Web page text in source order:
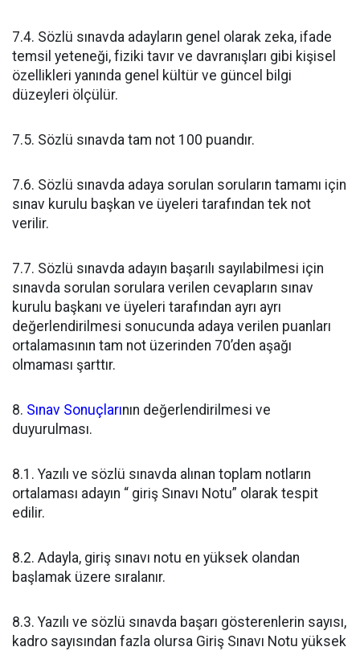
7.4. Sözlü sınavda adayların genel olarak zeka, ifade
temsil yeteneği, fiziki tavır ve davranışları gibi kişisel
özellikleri yanında genel kültür ve güncel bilgi
düzeyleri ölçülür.
7.5. Sözlü sınavda tam not 100 puandır.
7.6. Sözlü sınavda adaya sorulan soruların tamamı için
sınav kurulu başkan ve üyeleri tarafından tek not
verilir.
7.7. Sözlü sınavda adayın başarılı sayılabilmesi için
sınavda sorulan sorulara verilen cevapların sınav
kurulu başkanı ve üyeleri tarafından ayrı ayrı
değerlendirilmesi sonucunda adaya verilen puanları
ortalamasının tam not üzerinden 70’den aşağı
olmaması şarttır.
8. Sınav Sonuçlarının değerlendirilmesi ve
duyurulması.
8.1. Yazılı ve sözlü sınavda alınan toplam notların
ortalaması adayın “ giriş Sınavı Notu” olarak tespit
edilir.
8.2. Adayla, giriş sınavı notu en yüksek olandan
başlamak üzere sıralanır.
8.3. Yazılı ve sözlü sınavda başarı gösterenlerin sayısı,
kadro sayısından fazla olursa Giriş Sınavı Notu yüksek